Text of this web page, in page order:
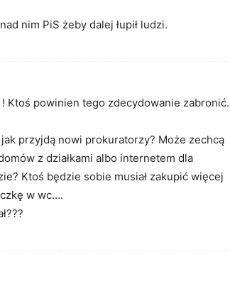
nim PiS żeby dalej łupił ludzi.
Ktoś powinien tego zdecydowanie zabronić.
przyjdą nowi prokuratorzy? Może zechcą
z działkami albo internetem dla
Ktoś będzie sobie musiał zakupić więcej
w wc….